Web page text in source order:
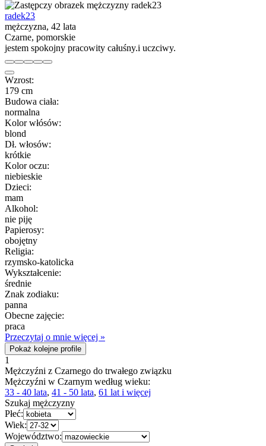
radek23
mężczyzna, 42 lata
Czarne, pomorskie
jestem spokojny pracowity całuśny.i uczciwy.
Wzrost:
179 cm
Budowa ciała:
normalna
Kolor włósów:
blond
Dł. włosów:
krótkie
Kolor oczu:
niebieskie
Dzieci:
mam
Alkohol:
nie piję
Papierosy:
obojętny
Religia:
rzymsko-katolicka
Wykształcenie:
średnie
Znak zodiaku:
panna
Obecne zajęcie:
praca
Przeczytaj o mnie więcej »
Pokaż kolejne profile
1
Mężczyźni z Czarnego do trwałego związku
Mężczyźni w Czarnym według wieku:
33 - 40 lata, 41 - 50 lata, 61 lat i więcej
Szukaj mężczyzny
Płeć:
Wiek:
Województwo: